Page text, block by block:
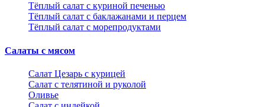
Тёплый салат с куриной печенью
Тёплый салат с баклажанами и перцем
Тёплый салат с морепродуктами
Салаты с мясом
Салат Цезарь с курицей
Салат с телятиной и руколой
Оливье